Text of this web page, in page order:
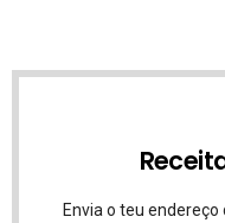
Envia o teu